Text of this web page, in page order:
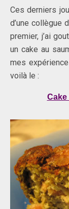
Ces derniers
d’une collègue
premier, j’ai
un cake au
mes
voilà le :
Cake